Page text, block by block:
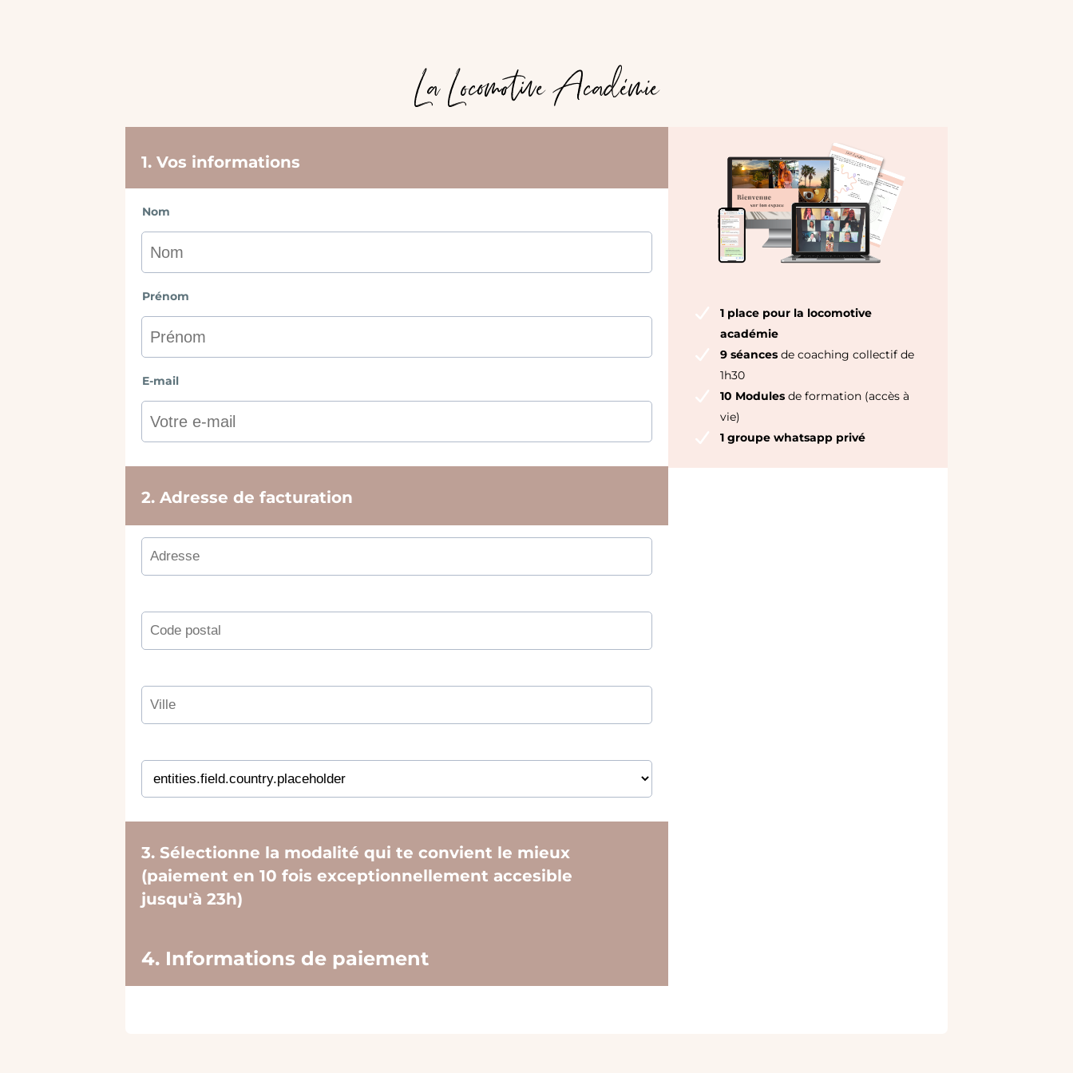
La Locomotive Académie
1. Vos informations
Nom
Prénom
E-mail
2. Adresse de facturation
3. Sélectionne la modalité qui te convient le mieux
(paiement en 10 fois exceptionnellement accesible
jusqu'à 23h)
4. Informations de paiement
1 place pour la locomotive
académie
9 séances de coaching collectif de
1h30
10 Modules de formation (accès à
vie)
1 groupe whatsapp privé